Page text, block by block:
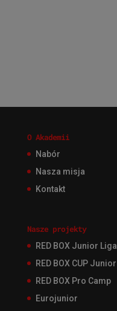
O Akademii
Nabór
Nasza misja
Kontakt
Nasze projekty
RED BOX Junior Liga
RED BOX CUP Junior
RED BOX Pro Camp
Eurojunior